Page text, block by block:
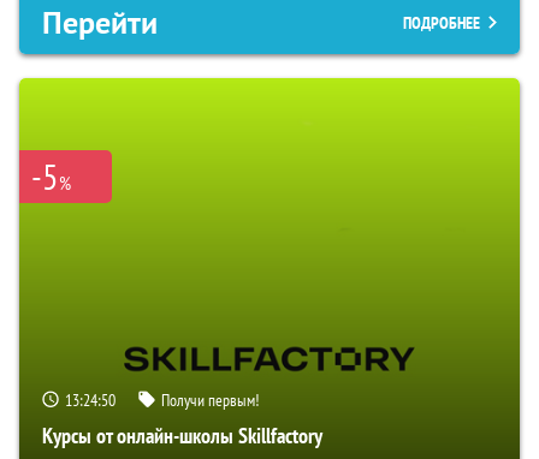
Перейти ПОДРОБНЕЕ
-5%
13:24:49 Получи первым!
Курсы от онлайн-школы Skillfactory